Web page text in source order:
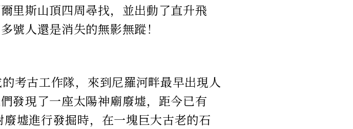
里斯山頂四周尋找，並出動了直升飛
號人還是消失的無影無蹤！
考古工作隊，來到尼羅河畔最早出現人
發現了一座太陽神廟廢墟，距今已有
墟進行發掘時，在一塊巨大古老的石